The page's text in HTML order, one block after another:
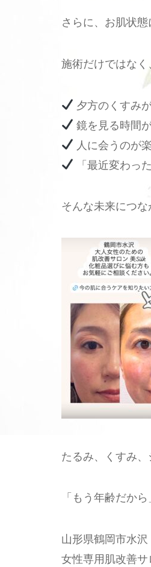
さらに、お肌状
施術だけではなく
夕方のくすみ
鏡を見る時間
人に会うのが
「最近変わっ
そんな未来につな
たるみ、くすみ、
「もう年齢だか
山形県鶴岡市水沢
女性専用肌改善サ